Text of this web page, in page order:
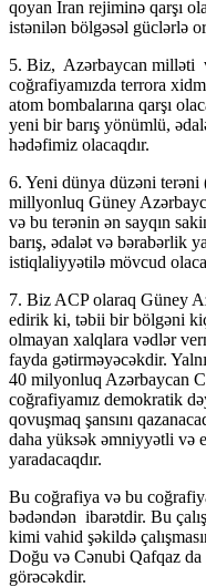
qoyan İran rejiminə qarşı
istənilən bölgəsəl güclərlə
5. Biz, Azərbaycan milləti
coğrafiyamızda terrora
atom bombalarına qarşı
yeni bir barış yönümlü,
hədəfimiz olacaqdır.
6. Yeni dünya düzəni terəni
millyonluq Güney
və bu terənin ən sayqın
barış, ədalət və bərabərlik
istiqlaliyyətilə mövcud
7. Biz ACP olaraq Güney
edirik ki, təbii bir bölgəni
olmayan xalqlara vədlər
fayda gətirməyəcəkdir.
40 milyonluq Azərbaycan
coğrafiyamız demokratik
qovuşmaq şansını
daha yüksək əmniyyətli və
yaradacaqdır.
Bu coğrafiya və bu
bədəndən ibarətdir. Bu
kimi vahid şəkildə
Doğu və Cənubi Qafqaz da
görəcəkdir.